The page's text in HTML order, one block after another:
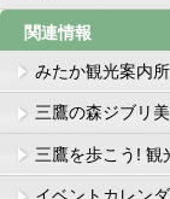
関連情報
みたか観光案内
三鷹の森ジブリ
三鷹を歩こう! 観